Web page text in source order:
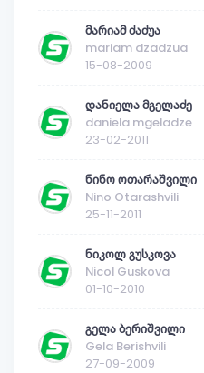
მარიამ ძაძუა
mariam dzadzua
15-08-2009
დანიელა მგელაძე
daniela mgeladze
23-02-2011
ნინო ოთარაშვილი
Nino Otarashvili
25-11-2011
ნიკოლ გუსკოვა
Nicol Guskova
01-10-2010
გელა ბერიშვილი
Gela Berishvili
27-09-2009